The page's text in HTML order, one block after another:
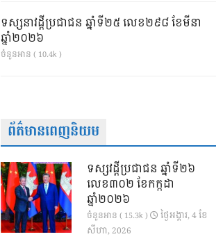
ទស្សនាវដ្ដីប្រជាជន ឆ្នាំទី២៥ លេខ២៩៨ ខែមីនា
ឆ្នាំ២០២៦
ចំនួនអាន ( 10.4k )
ព័ត៌មានពេញនិយម
ទស្សវដ្តីប្រជាជន ឆ្នាំទី២៦
លេខ៣០២ ខែកក្កដា
ឆ្នាំ២០២៦
ចំនួនអាន ( 15.3k )
ថ្ងៃ​អង្គារ, 4 ខែ​
សីហា, 2026